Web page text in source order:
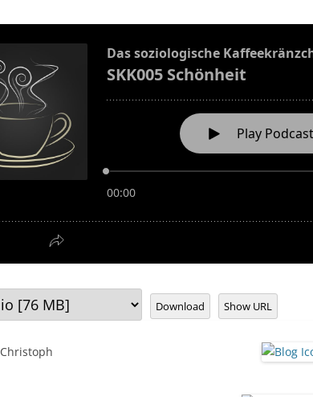
Download Show URL
Christoph